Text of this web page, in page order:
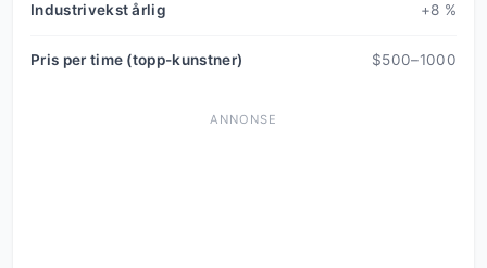
Industrivekst årlig +8 %
Pris per time (topp-kunstner) $500–1000
ANNONSE